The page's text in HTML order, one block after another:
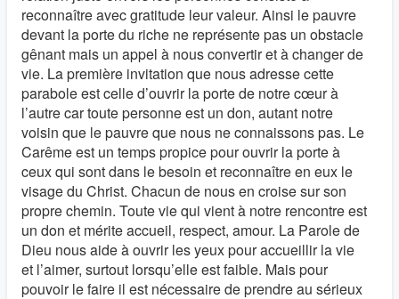
reconnaître avec gratitude leur valeur. Ainsi le pauvre
devant la porte du riche ne représente pas un obstacle
gênant mais un appel à nous convertir et à changer de
vie. La première invitation que nous adresse cette
parabole est celle d’ouvrir la porte de notre cœur à
l’autre car toute personne est un don, autant notre
voisin que le pauvre que nous ne connaissons pas. Le
Carême est un temps propice pour ouvrir la porte à
ceux qui sont dans le besoin et reconnaître en eux le
visage du Christ. Chacun de nous en croise sur son
propre chemin. Toute vie qui vient à notre rencontre est
un don et mérite accueil, respect, amour. La Parole de
Dieu nous aide à ouvrir les yeux pour accueillir la vie
et l’aimer, surtout lorsqu’elle est faible. Mais pour
pouvoir le faire il est nécessaire de prendre au sérieux